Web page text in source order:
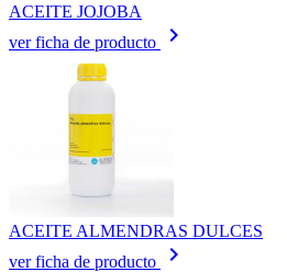
ACEITE JOJOBA
ver ficha de producto
keyboard_arrow_right
ACEITE ALMENDRAS DULCES
ver ficha de producto
keyboard_arrow_right